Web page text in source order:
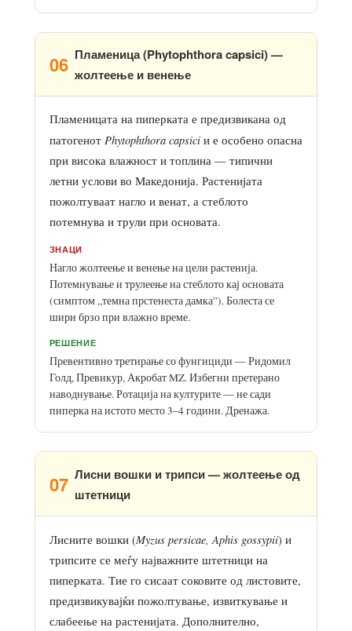
06 Пламеница (Phytophthora capsici) —
жолтеење и венење
Пламеницата на пиперката е предизвикана од
патогенот Phytophthora capsiciи е особено опасна
при висока влажност и топлина — типични
летни услови во Македонија. Растенијата
пожолтуваат нагло и венат, а стеблото
потемнува и трули при основата.
ЗНАЦИ
Нагло жолтеење и венење на цели растенија.
Потемнување и трулеење на стеблото кај основата
(симптом „темна прстенеста дамка”). Болеста се
шири брзо при влажно време.
РЕШЕНИЕ
Превентивно третирање со фунгициди — Ридомил
Голд, Превикур, Акробат MZ. Избегни претерано
наводнување. Ротација на културите — не сади
пиперка на истото место 3–4 години. Дренажа.
07 Лисни вошки и трипси — жолтеење од
штетници
Лисните вошки (Myzus persicae, Aphis gossypii) и
трипсите се меѓу најважните штетници на
пиперката. Тие го сисаат соковите од листовите,
предизвикувајќи пожолтување, извиткување и
слабеење на растенијата. Дополнително,